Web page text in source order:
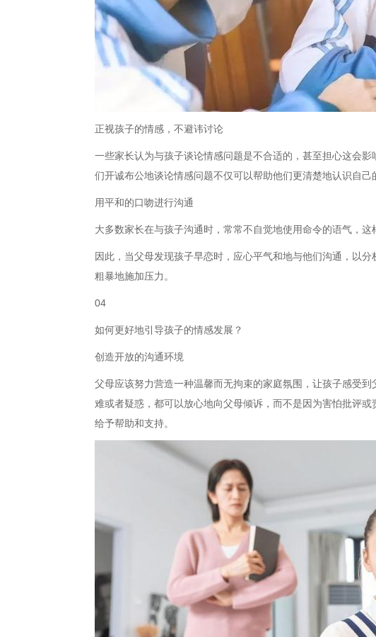
正视孩子的情感，不避讳讨论
一些家长认为与孩子谈论情感问题是不合适的，甚至担心这会
们开诚布公地谈论情感问题不仅可以帮助他们更清楚地认识自己
用平和的口吻进行沟通
大多数家长在与孩子沟通时，常常不自觉地使用命令的语气，
因此，当父母发现孩子早恋时，应心平气和地与他们沟通，以
粗暴地施加压力。
04
如何更好地引导孩子的情感发展？
创造开放的沟通环境
父母应该努力营造一种温馨而无拘束的家庭氛围，让孩子感受
难或者疑惑，都可以放心地向父母倾诉，而不是因为害怕批评
给予帮助和支持。